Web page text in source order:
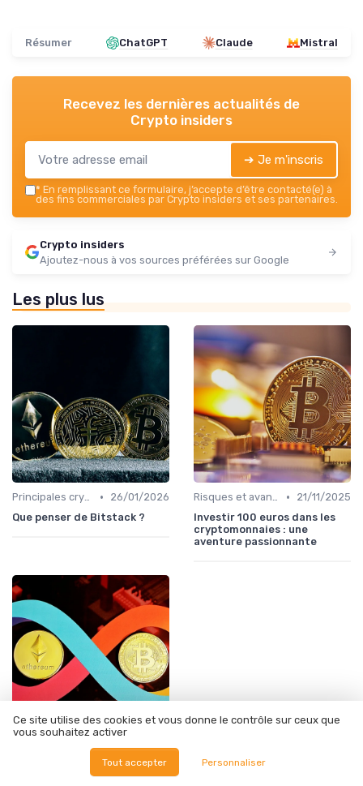
Résumer ChatGPT Claude Mistral
Recevez les dernières actualités de
Crypto insiders
➔ Je m'inscris
* En remplissant ce formulaire, j’accepte d’être contacté(e) à
des fins commerciales par Crypto insiders et ses partenaires.
Crypto insiders
Ajoutez-nous à vos sources préférées sur Google
Les plus lus
Principales cryptomonnaies pour l'investissement •
26/01/2026
Que penser de Bitstack ?
Risques et avantages •
21/11/2025
Investir 100 euros dans les
cryptomonnaies : une
aventure passionnante
Trading à court terme vs investissement à long terme • 29/12/2025
Comment générer 100 euros
par jour grâce aux
Ce site utilise des cookies et vous donne le contrôle sur ceux que
vous souhaitez activer
Tout accepter Personnaliser